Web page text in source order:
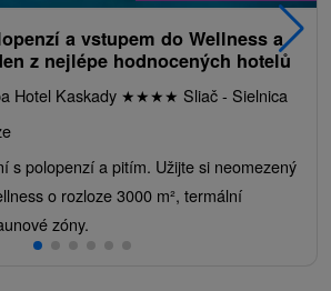
a vstupem do Wellness a
z nejlépe hodnocených hotelů
Hotel Kaskady ★★★★ Sliač - Sielnica
s polopenzí a pitím. Užijte si neomezený
o rozloze 3000 m², termální
zóny.